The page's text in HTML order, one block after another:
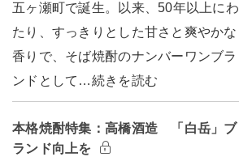
五ヶ瀬町で誕生。以来、50年以上にわ
たり、すっきりとした甘さと爽やかな
香りで、そば焼酎のナンバーワンブラ
ンドとして…続きを読む
本格焼酎特集：高橋酒造 「白岳」ブ
ランド向上を